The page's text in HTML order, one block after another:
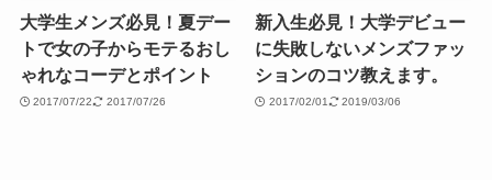
大学生メンズ必見！夏デー
トで女の子からモテるおし
ゃれなコーデとポイント
2017/07/22 2017/07/26
新入生必見！大学デビュー
に失敗しないメンズファッ
ションのコツ教えます。
2017/02/01 2019/03/06